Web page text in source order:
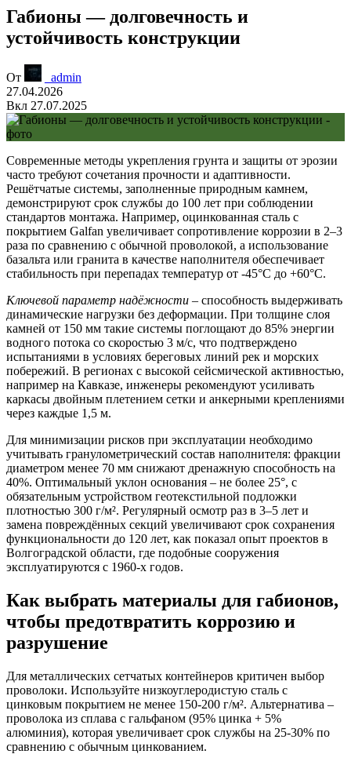
Габионы — долговечность и
устойчивость конструкции
От
_admin
27.04.2026
Вкл 27.07.2025
Современные методы укрепления грунта и защиты от эрозии
часто требуют сочетания прочности и адаптивности.
Решётчатые системы, заполненные природным камнем,
демонстрируют срок службы до 100 лет при соблюдении
стандартов монтажа. Например, оцинкованная сталь с
покрытием Galfan увеличивает сопротивление коррозии в 2–3
раза по сравнению с обычной проволокой, а использование
базальта или гранита в качестве наполнителя обеспечивает
стабильность при перепадах температур от -45°C до +60°C.
Ключевой параметр надёжности – способность выдерживать
динамические нагрузки без деформации. При толщине слоя
камней от 150 мм такие системы поглощают до 85% энергии
водного потока со скоростью 3 м/с, что подтверждено
испытаниями в условиях береговых линий рек и морских
побережий. В регионах с высокой сейсмической активностью,
например на Кавказе, инженеры рекомендуют усиливать
каркасы двойным плетением сетки и анкерными креплениями
через каждые 1,5 м.
Для минимизации рисков при эксплуатации необходимо
учитывать гранулометрический состав наполнителя: фракции
диаметром менее 70 мм снижают дренажную способность на
40%. Оптимальный уклон основания – не более 25°, с
обязательным устройством геотекстильной подложки
плотностью 300 г/м². Регулярный осмотр раз в 3–5 лет и
замена повреждённых секций увеличивают срок сохранения
функциональности до 120 лет, как показал опыт проектов в
Волгоградской области, где подобные сооружения
эксплуатируются с 1960-х годов.
Как выбрать материалы для габионов,
чтобы предотвратить коррозию и
разрушение
Для металлических сетчатых контейнеров критичен выбор
проволоки. Используйте низкоуглеродистую сталь с
цинковым покрытием не менее 150-200 г/м². Альтернатива –
проволока из сплава с гальфаном (95% цинка + 5%
алюминия), которая увеличивает срок службы на 25-30% по
сравнению с обычным цинкованием.